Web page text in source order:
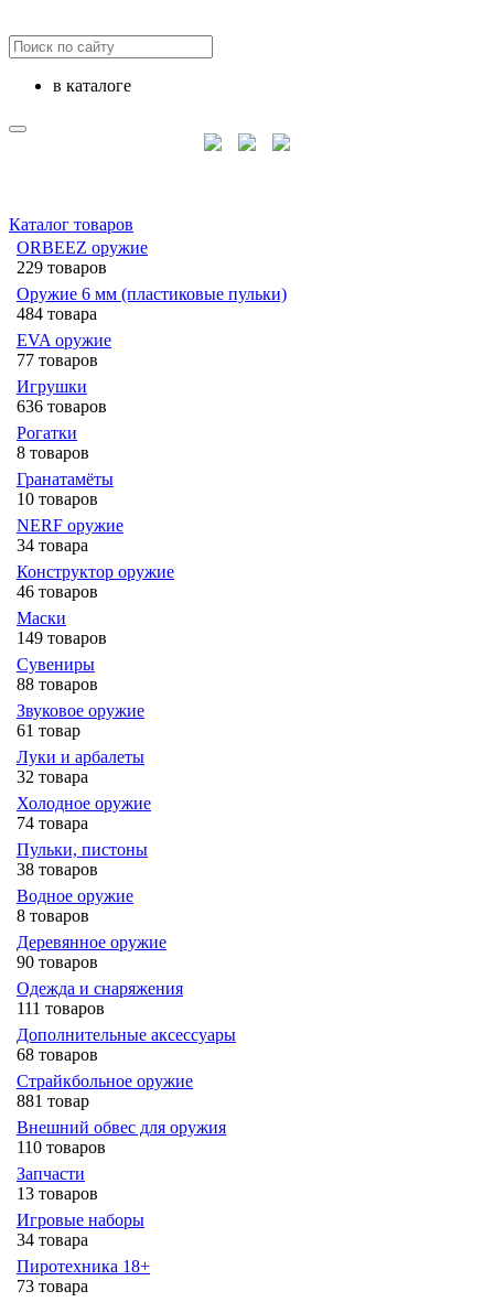
в каталоге
Каталог товаров
ORBEEZ оружие
229 товаров
Оружие 6 мм (пластиковые пульки)
484 товара
EVA оружие
77 товаров
Игрушки
636 товаров
Рогатки
8 товаров
Гранатамёты
10 товаров
NERF оружие
34 товара
Конструктор оружие
46 товаров
Маски
149 товаров
Сувениры
88 товаров
Звуковое оружие
61 товар
Луки и арбалеты
32 товара
Холодное оружие
74 товара
Пульки, пистоны
38 товаров
Водное оружие
8 товаров
Деревянное оружие
90 товаров
Одежда и снаряжения
111 товаров
Дополнительные аксессуары
68 товаров
Страйкбольное оружие
881 товар
Внешний обвес для оружия
110 товаров
Запчасти
13 товаров
Игровые наборы
34 товара
Пиротехника 18+
73 товара